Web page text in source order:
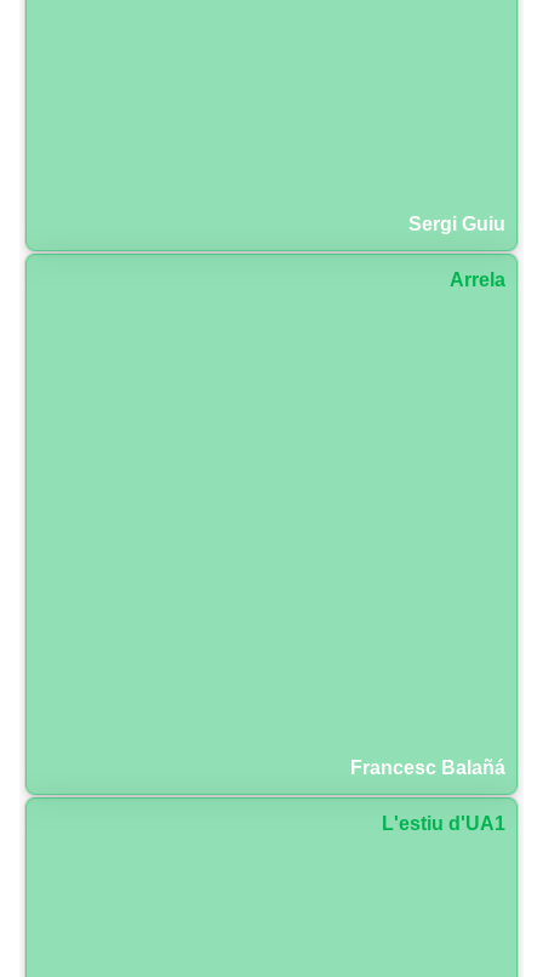
Sergi Guiu
Arrela
Francesc Balañá
L'estiu d'UA1